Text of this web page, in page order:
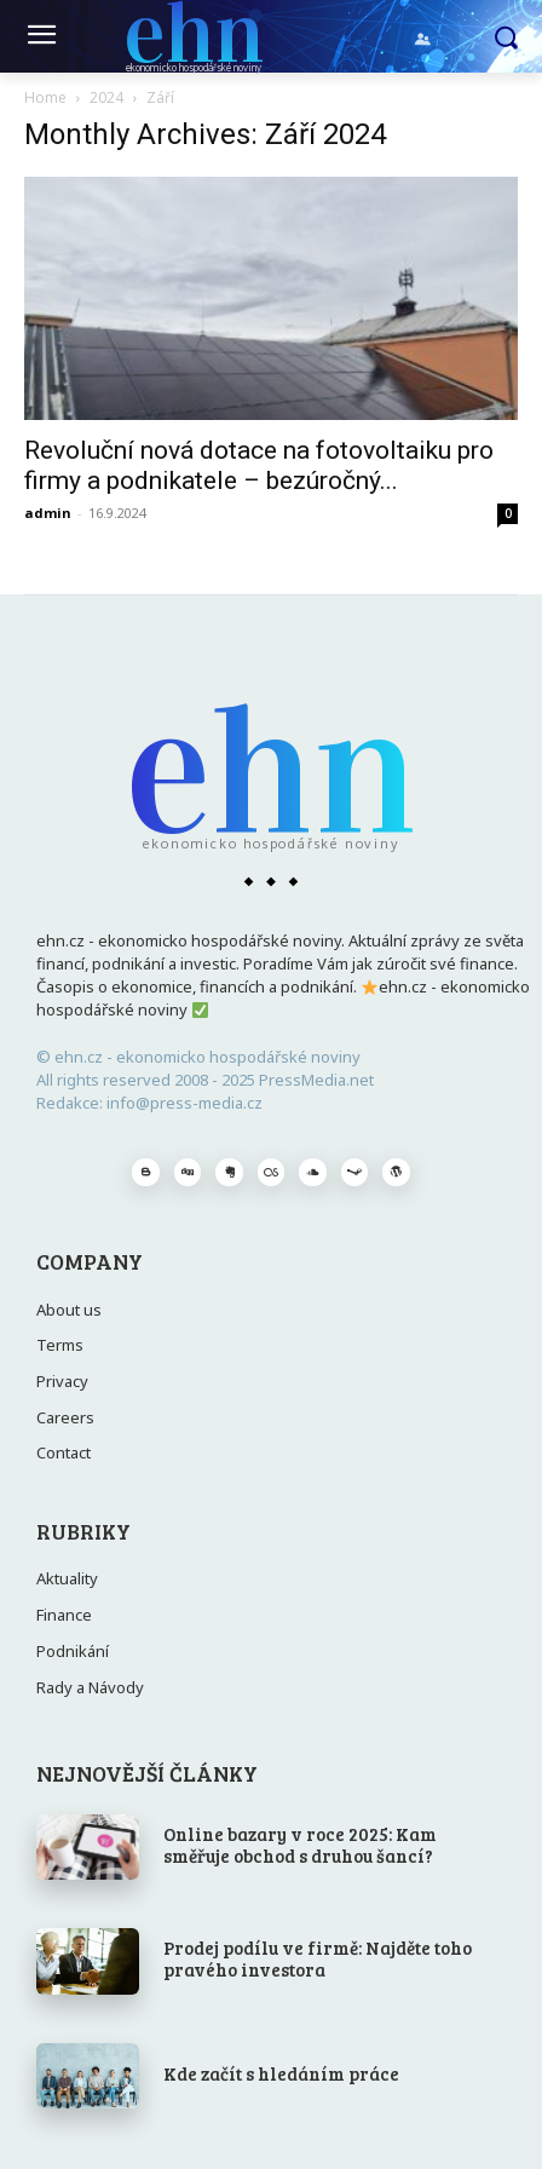
ehn
ekonomicko hospodářské noviny
Home 2024 Září
Monthly Archives: Září 2024
Revoluční nová dotace na fotovoltaiku pro
firmy a podnikatele – bezúročný...
admin - 16.9.2024 0
ehn
ekonomicko hospodářské noviny
ehn.cz - ekonomicko hospodářské noviny. Aktuální zprávy ze světa
financí, podnikání a investic. Poradíme Vám jak zúročit své finance.
Časopis o ekonomice, financích a podnikání.
ehn.cz - ekonomicko
hospodářské noviny
© ehn.cz - ekonomicko hospodářské noviny
All rights reserved 2008 - 2025 PressMedia.net
Redakce: info@press-media.cz
COMPANY
About us
Terms
Privacy
Careers
Contact
RUBRIKY
Aktuality
Finance
Podnikání
Rady a Návody
NEJNOVĚJŠÍ ČLÁNKY
Online bazary v roce 2025: Kam
směřuje obchod s druhou šancí?
Prodej podílu ve firmě: Najděte toho
pravého investora
Kde začít s hledáním práce